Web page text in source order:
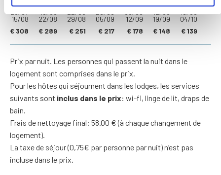
25/07
15/08
€ 308
15/08
22/08
€ 289
22/08
29/08
€ 251
29/08
05/09
€ 217
05/09
12/09
€ 178
12/09
19/09
€ 148
19/09
04/10
€ 139
Prix par nuit. Les personnes qui passent la nuit dans le
logement sont comprises dans le prix.
Pour les hôtes qui séjournent dans les lodges, les services
suivants sont inclus dans le prix: wi-fi, linge de lit, draps de
bain.
Frais de nettoyage final: 58.00 € (à chaque changement de
logement).
La taxe de séjour (0,75€ par personne par nuit) n’est pas
incluse dans le prix.